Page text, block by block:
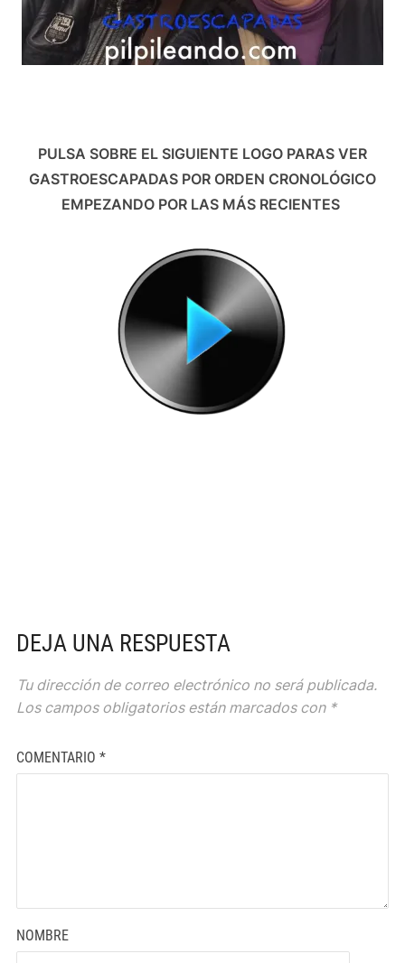
PULSA SOBRE EL SIGUIENTE LOGO PARAS VER
GASTROESCAPADAS POR ORDEN CRONOLÓGICO
EMPEZANDO POR LAS MÁS RECIENTES
DEJA UNA RESPUESTA
Tu dirección de correo electrónico no será publicada.
Los campos obligatorios están marcados con *
COMENTARIO *
NOMBRE